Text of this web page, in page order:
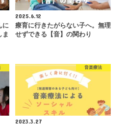
に
ま
2025.6.12
療育に行きたがらない子へ。無理
せずできる【音】の関わり
音楽療法
2023.3.27